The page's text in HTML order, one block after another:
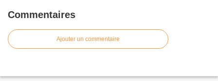
Commentaires
Ajouter un commentaire